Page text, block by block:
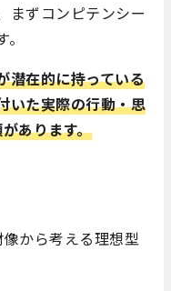
まずコンピテンシー
潜在的に持っている
いた実際の行動・思
あります。
から考える理想型